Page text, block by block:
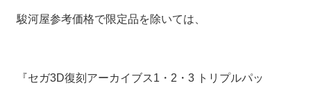
駿河屋参考価格で限定品を除いては、
『セガ3D復刻アーカイブス1・2・3 トリプルパッ